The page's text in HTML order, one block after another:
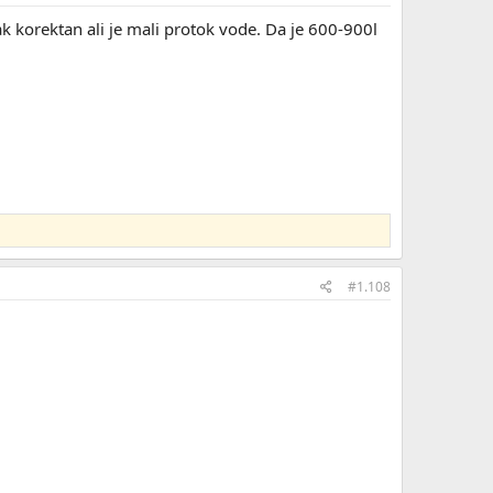
korektan ali je mali protok vode. Da je 600-900l
#1.108